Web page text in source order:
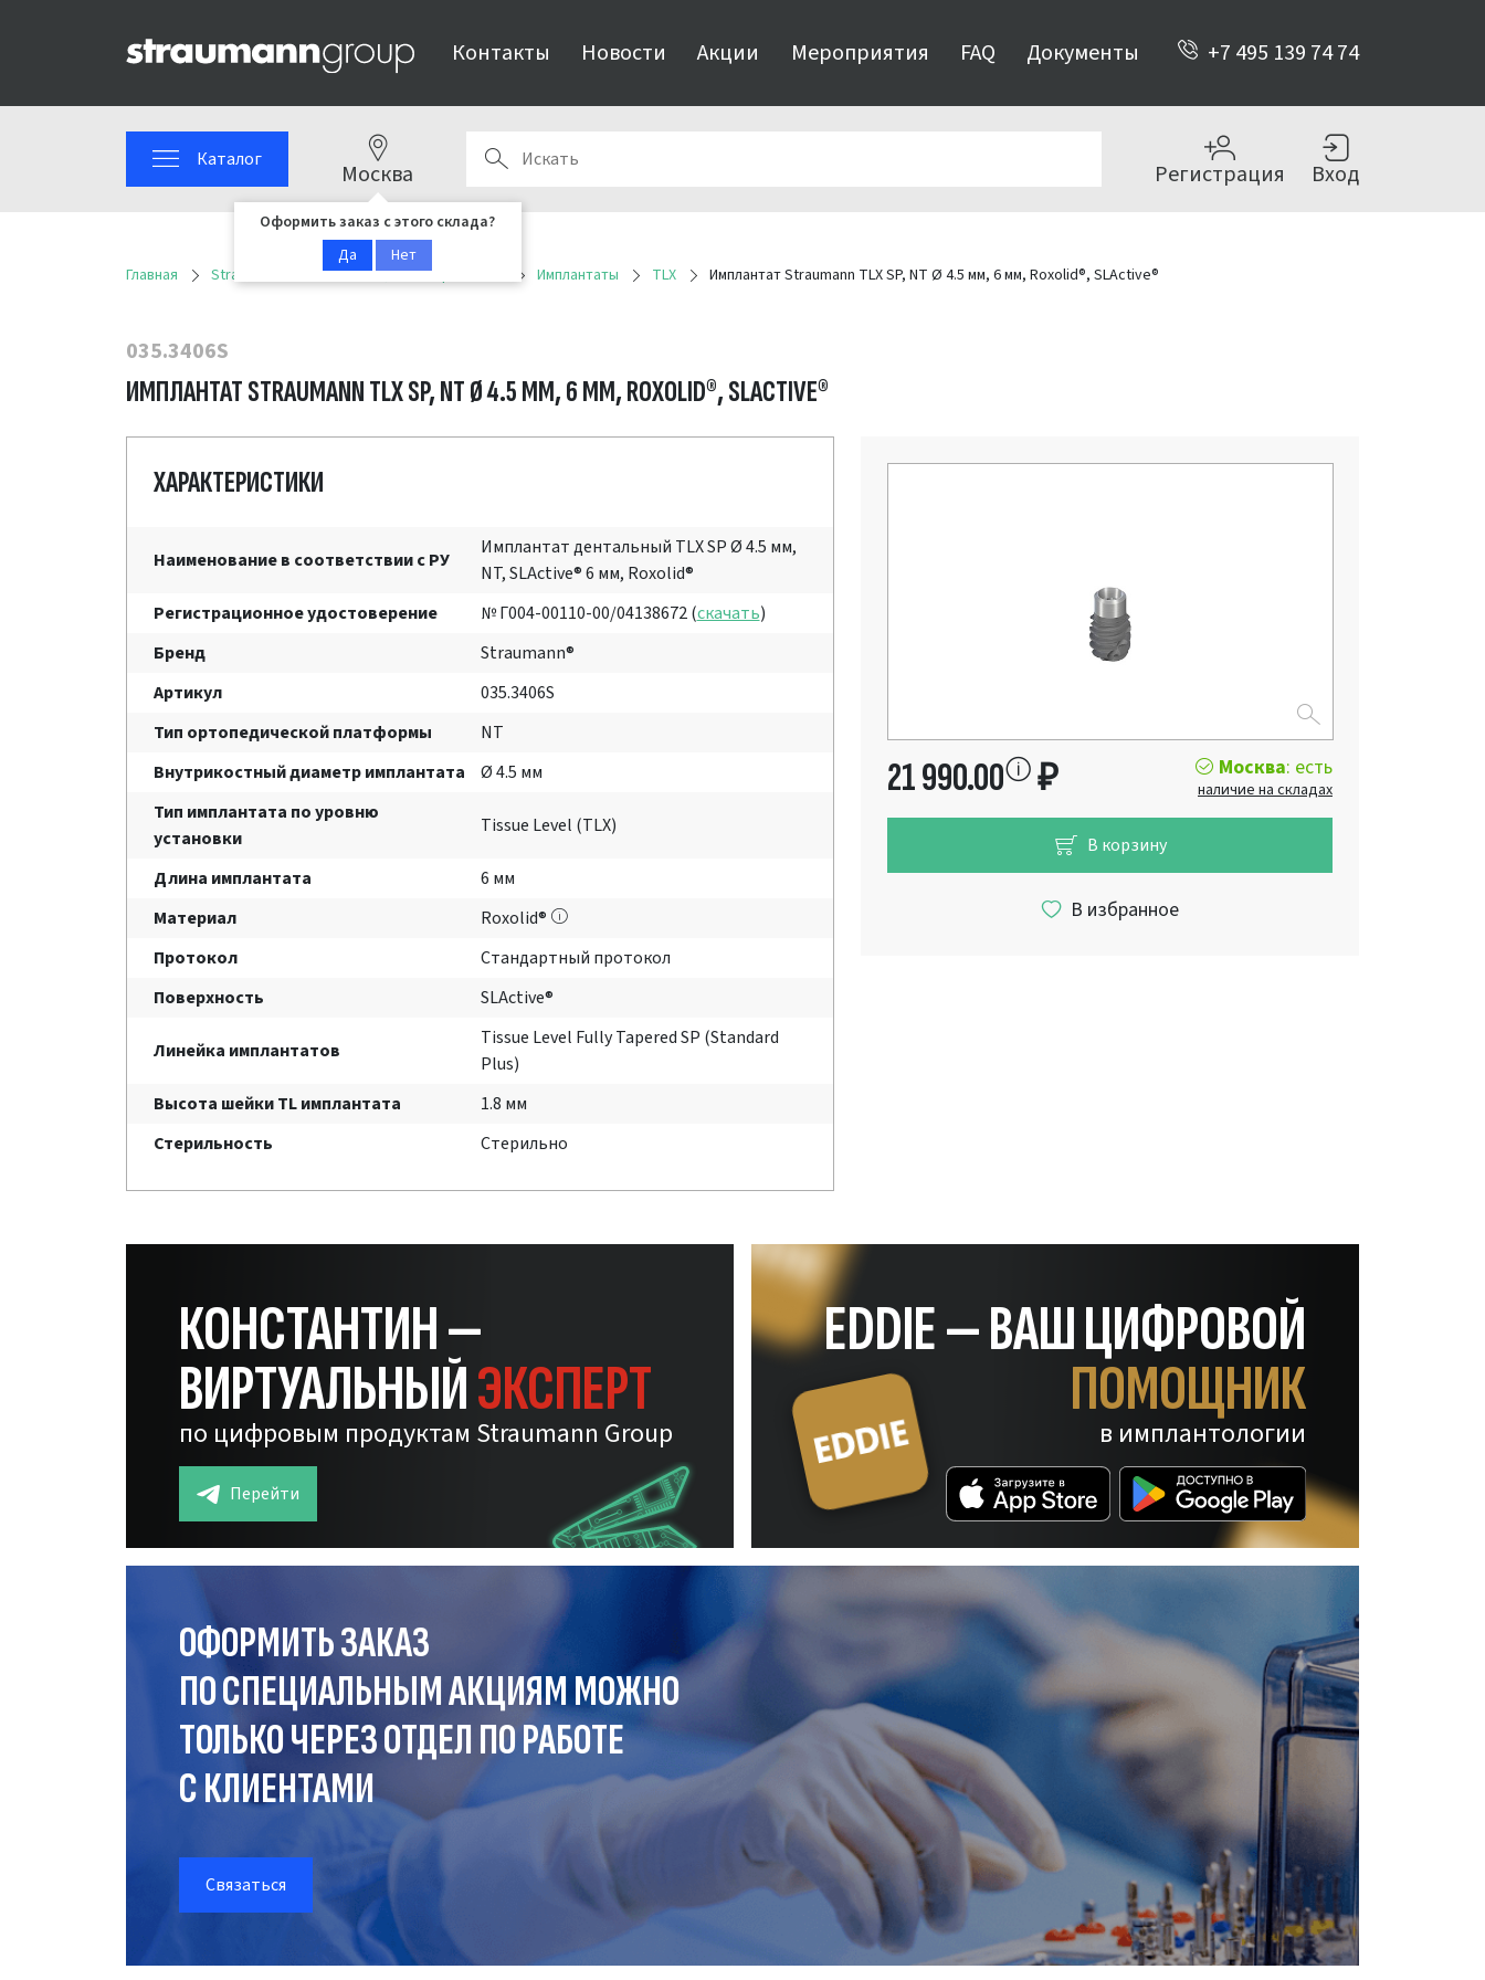
Контакты Новости Акции Мероприятия FAQ Документы +7 495 139 74 74
Каталог Москва
Оформить заказ с этого склада?
Да
Нет
Регистрация Вход
Главная Straumann Имплантационные решения Имплантаты TLX Имплантат Straumann TLX SP, NT Ø 4.5 мм, 6 мм, Roxolid®, SLActive®
035.3406S
ИМПЛАНТАТ STRAUMANN TLX SP, NT Ø 4.5 ММ, 6 ММ, ROXOLID®, SLACTIVE®
ХАРАКТЕРИСТИКИ
Наименование в соответствии с РУ
Имплантат дентальный TLX SP Ø 4.5 мм,
NT, SLActive® 6 мм, Roxolid®
Регистрационное удостоверение
№ Г004-00110-00/04138672 (скачать)
Бренд
Straumann®
Артикул
035.3406S
Тип ортопедической платформы
NT
Внутрикостный диаметр имплантата
Ø 4.5 мм
Тип имплантата по уровню
установки
Tissue Level (TLX)
Длина имплантата
6 мм
Материал
Roxolid®
Протокол
Стандартный протокол
Поверхность
SLActive®
Линейка имплантатов
Tissue Level Fully Tapered SP (Standard
Plus)
Высота шейки TL имплантата
1.8 мм
Стерильность
Стерильно
21 990.00 ₽ Москва: есть
наличие на складах
В корзину
КОНСТАНТИН —
ВИРТУАЛЬНЫЙЭКСПЕРТ
по цифровым продуктам Straumann Group
Перейти
EDDIE — ВАШ ЦИФРОВОЙ
ПОМОЩНИК
в имплантологии
ОФОРМИТЬ ЗАКАЗ
ПО СПЕЦИАЛЬНЫМ АКЦИЯМ МОЖНО
ТОЛЬКО ЧЕРЕЗ ОТДЕЛПО РАБОТЕ
С КЛИЕНТАМИ
Связаться